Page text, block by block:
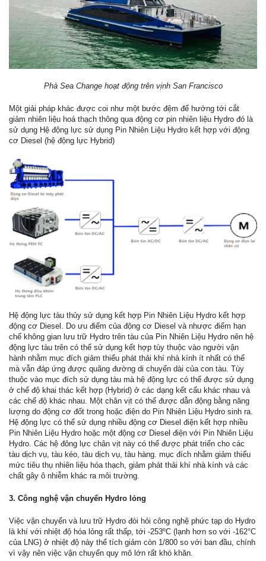
Phà Sea Change hoạt động trên vịnh San Francisco
Một giải pháp khác được coi như một bước đệm để hướng tới cắt
giảm nhiên liệu hoá thạch thông qua động cơ pin nhiên liệu Hydro đó là
sử dụng Hệ động lực sử dụng Pin Nhiên Liệu Hydro kết hợp với động
cơ Diesel (hệ động lực Hybrid)
Hệ động lực tàu thủy sử dụng kết hợp Pin Nhiên Liệu Hydro kết hợp
động cơ Diesel. Do ưu điểm của động cơ Diesel và nhược điểm hạn
chế không gian lưu trữ Hydro trên tàu của Pin Nhiên Liệu Hydro nên hệ
động lực tàu trên có thể sử dụng kết hợp tùy thuộc vào người vận
hành nhằm mục đích giảm thiểu phát thải khí nhà kính ít nhất có thể
mà vẫn đáp ứng được quãng đường di chuyển dài của con tàu. Tùy
thuộc vào mục đích sử dụng tàu mà hệ động lực có thể được sử dụng
ở chế độ khai thác kết hợp (Hybrid) ở các dạng kết cấu khác nhau và
các chế độ khác nhau. Một chân vịt có thể được dẫn động bằng năng
lượng do động cơ đốt trong hoặc điện do Pin Nhiên Liệu Hydro sinh ra.
Hệ động lực có thể sử dụng nhiều động cơ Diesel điện kết hợp nhiều
Pin Nhiên Liệu Hydro hoặc một động cơ Diesel điện với Pin Nhiên Liệu
Hydro. Các hệ đông lực chân vịt này có thể được phát triển cho các
tàu dịch vụ, tàu kéo, tàu dịch vụ, tàu hàng. mục đích nhằm giảm thiểu
mức tiêu thụ nhiên liệu hóa thạch, giảm phát thải khí nhà kính và các
chất gây ô nhiễm khác ra môi trường.
3. Công nghệ vận chuyển Hydro lỏng
Việc vận chuyển và lưu trữ Hydro đòi hỏi công nghệ phức tạp do Hydro
là khí với nhiệt độ hóa lỏng rất thấp, tới -253ºC (lạnh hơn so với -162°C
của LNG) ở nhiệt độ này thể tích giảm còn 1/800 so với ban đầu, chính
vì vậy nên việc vận chuyển quy mô lớn rất khó khăn.